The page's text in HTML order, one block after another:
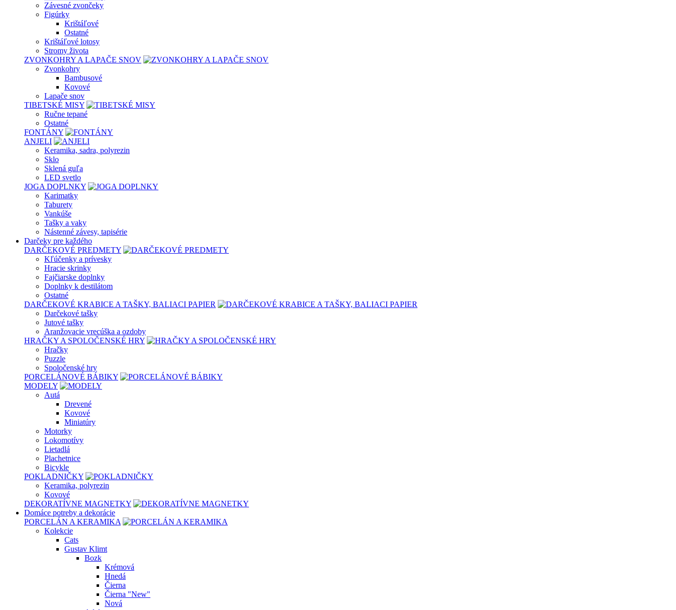
Závesné zvončeky
Figúrky
Krištáľové
Ostatné
Krištáľové lotosy
Stromy života
ZVONKOHRY A LAPAČE SNOV
Zvonkohry
Bambusové
Kovové
Lapače snov
TIBETSKÉ MISY
Ručne tepané
Ostatné
FONTÁNY
ANJELI
Keramika, sadra, polyrezin
Sklo
Sklená guľa
LED svetlo
JOGA DOPLNKY
Karimatky
Taburety
Vankúše
Tašky a vaky
Nástenné závesy, tapisérie
Darčeky pre každého
DARČEKOVÉ PREDMETY
Kľúčenky a prívesky
Hracie skrinky
Fajčiarske doplnky
Doplnky k destilátom
Ostatné
DARČEKOVÉ KRABICE A TAŠKY, BALIACI PAPIER
Darčekové tašky
Jutové tašky
Aranžovacie vrecúška a ozdoby
HRAČKY A SPOLOČENSKÉ HRY
Hračky
Puzzle
Spoločenské hry
PORCELÁNOVÉ BÁBIKY
MODELY
Autá
Drevené
Kovové
Miniatúry
Motorky
Lokomotívy
Lietadlá
Plachetnice
Bicykle
POKLADNIČKY
Keramika, polyrezin
Kovové
DEKORATÍVNE MAGNETKY
Domáce potreby a dekorácie
PORCELÁN A KERAMIKA
Kolekcie
Cats
Gustav Klimt
Bozk
Krémová
Hnedá
Čierna
Čierna "New"
Nová